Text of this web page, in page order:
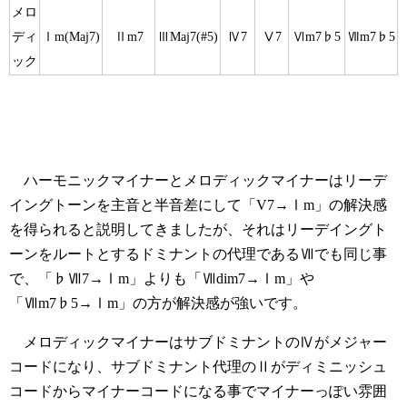
メロ
ディ
ック
Ⅰm(Maj7) Ⅱm7 ⅢMaj7(#5) Ⅳ7 Ⅴ7 Ⅵm7♭5 Ⅶm7♭5
ハーモニックマイナーとメロディックマイナーはリーデ
イングトーンを主音と半音差にして「V7→Ⅰm」の解決感
を得られると説明してきましたが、それはリーデイングト
ーンをルートとするドミナントの代理であるⅦでも同じ事
で、「♭Ⅶ7→Ⅰm」よりも「Ⅶdim7→Ⅰm」や
「Ⅶm7♭5→Ⅰm」の方が解決感が強いです。
メロディックマイナーはサブドミナントのⅣがメジャー
コードになり、サブドミナント代理のⅡがディミニッシュ
コードからマイナーコードになる事でマイナーっぽい雰囲